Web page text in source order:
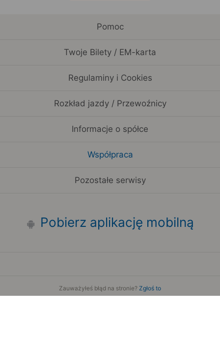
Pomoc
Twoje Bilety / EM-karta
Regulaminy i Cookies
Rozkład jazdy / Przewoźnicy
Informacje o spółce
Współpraca
Pozostałe serwisy
Pobierz aplikację mobilną
Zauważyłeś błąd na stronie? Zgłoś to